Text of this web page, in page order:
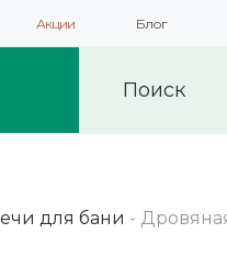
Акции Блог
для бани -
другие подобные